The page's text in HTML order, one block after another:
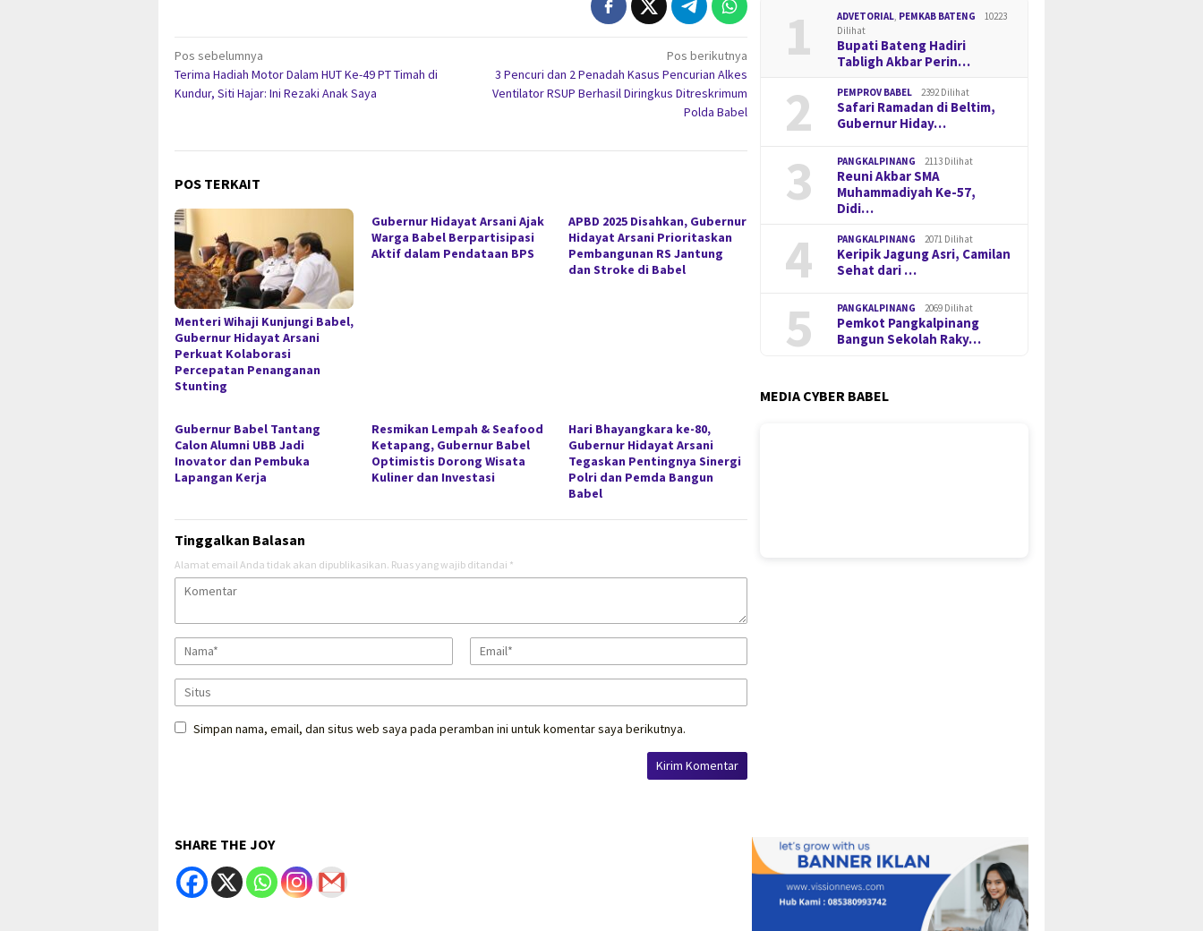
Navigasi
pos
Pos sebelumnya
Terima Hadiah Motor Dalam HUT Ke-49 PT Timah di
Kundur, Siti Hajar: Ini Rezaki Anak Saya
Pos berikutnya
3 Pencuri dan 2 Penadah Kasus Pencurian Alkes
Ventilator RSUP Berhasil Diringkus Ditreskrimum
Polda Babel
POS TERKAIT
Menteri Wihaji Kunjungi Babel,
Gubernur Hidayat Arsani
Perkuat Kolaborasi
Percepatan Penanganan
Stunting
Gubernur Hidayat Arsani Ajak
Warga Babel Berpartisipasi
Aktif dalam Pendataan BPS
APBD 2025 Disahkan, Gubernur
Hidayat Arsani Prioritaskan
Pembangunan RS Jantung
dan Stroke di Babel
Gubernur Babel Tantang
Calon Alumni UBB Jadi
Inovator dan Pembuka
Lapangan Kerja
Resmikan Lempah & Seafood
Ketapang, Gubernur Babel
Optimistis Dorong Wisata
Kuliner dan Investasi
Hari Bhayangkara ke-80,
Gubernur Hidayat Arsani
Tegaskan Pentingnya Sinergi
Polri dan Pemda Bangun
Babel
Tinggalkan Balasan
Alamat email Anda tidak akan dipublikasikan. Ruas yang wajib ditandai *
Simpan nama, email, dan situs web saya pada peramban ini untuk komentar saya berikutnya.
1 ADVETORIAL, PEMKAB BATENG
10223
Dilihat
Bupati Bateng Hadiri
Tabligh Akbar Perin…
2 PEMPROV BABEL 2392 Dilihat
Safari Ramadan di Beltim,
Gubernur Hiday…
3 PANGKALPINANG 2113 Dilihat
Reuni Akbar SMA
Muhammadiyah Ke-57,
Didi…
4 PANGKALPINANG 2071 Dilihat
Keripik Jagung Asri, Camilan
Sehat dari …
5 PANGKALPINANG 2069 Dilihat
Pemkot Pangkalpinang
Bangun Sekolah Raky…
MEDIA CYBER BABEL
SHARE THE JOY